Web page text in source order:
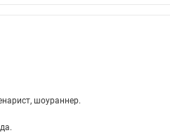
шоураннер.